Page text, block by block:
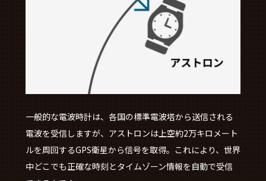
一般的な電波時計は、各国の標準電波塔から送信される
電波を受信しますが、アストロンは上空約2万キロメート
ルを周回するGPS衛星から信号を取得。これにより、世界
中どこでも正確な時刻とタイムゾーン情報を自動で受信